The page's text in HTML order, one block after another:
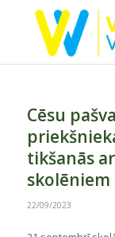
Cēsu
tikšanās
skolēniem
22/09/2023